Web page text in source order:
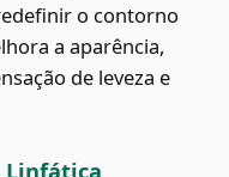
o contorno
a aparência,
de leveza e
Linfática